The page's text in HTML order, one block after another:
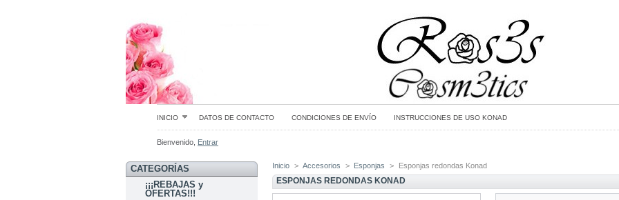
INICIO DATOS DE CONTACTO CONDICIONES DE ENVÍO INSTRUCCIONES DE USO KONAD
Bienvenido, Entrar
CATEGORÍAS
¡¡¡REBAJAS y
OFERTAS!!!
Inicio > Accesorios > Esponjas > Esponjas redondas Konad
ESPONJAS REDONDAS KONAD